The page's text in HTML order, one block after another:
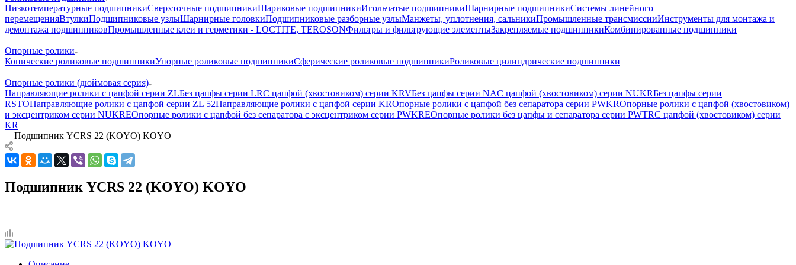
Низкотемпературные подшипникиСверхточные подшипникиШариковые подшипникиИгольчатые подшипникиШарнирные подшипникиСистемы линейного
перемещенияВтулкиПодшипниковые узлыШарнирные головкиПодшипниковые разборные узлыМанжеты, уплотнения, сальникиПромышленные трансмиссииИнструменты для монтажа и
демонтажа подшипниковПромышленные клеи и герметики - LOCTITE, TEROSONФильтры и фильтрующие элементыЗакрепляемые подшипникиКомбинированные подшипники
—
Опорные ролики
Конические роликовые подшипникиУпорные роликовые подшипникиСферические роликовые подшипникиРоликовые цилиндрические подшипники
—
Опорные ролики (дюймовая серия)
Направляющие ролики с цапфой серии ZLБез цапфы серии LRС цапфой (хвостовиком) серии KRVБез цапфы серии NAС цапфой (хвостовиком) серии NUKRБез цапфы серии
RSTOНаправляющие ролики с цапфой серии ZL 52Направляющие ролики с цапфой серии KRОпорные ролики с цапфой без сепаратора серии PWKRОпорные ролики с цапфой (хвостовиком)
и эксцентриком серии NUKREОпорные ролики с цапфой без сепаратора c эксцентриком серии PWKREОпорные ролики без цапфы и сепаратора серии PWTRС цапфой (хвостовиком) серии
KR
—Подшипник YCRS 22 (KOYO) KOYO
Подшипник YCRS 22 (KOYO) KOYO